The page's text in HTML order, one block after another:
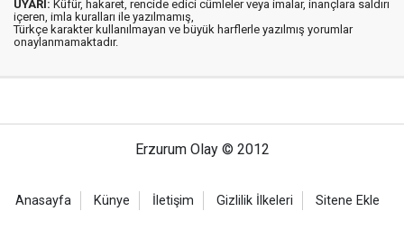
UYARI: Küfür, hakaret, rencide edici cümleler veya imalar, inançlara saldırı
içeren, imla kuralları ile yazılmamış,
Türkçe karakter kullanılmayan ve büyük harflerle yazılmış yorumlar
onaylanmamaktadır.
Erzurum Olay © 2012
Anasayfa Künye İletişim Gizlilik İlkeleri Sitene Ekle